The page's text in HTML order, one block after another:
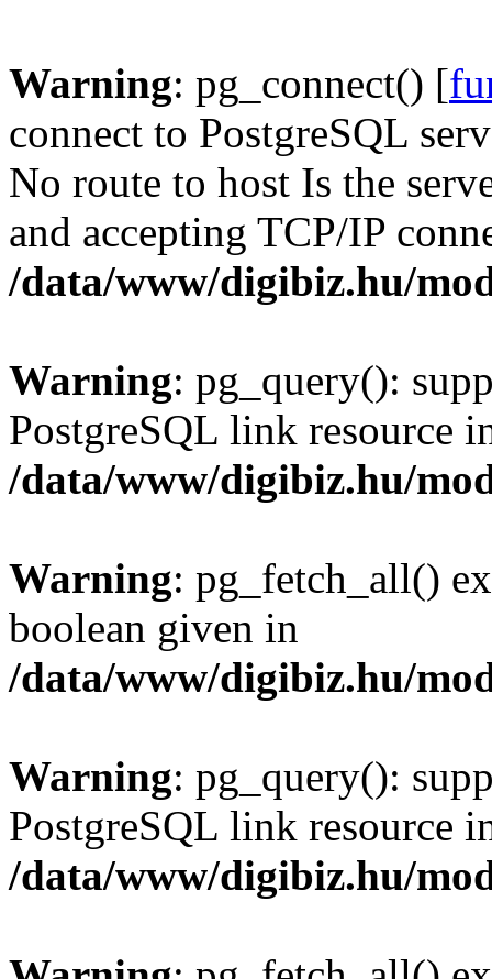
Warning: pg_connect() [
connect to PostgreSQL
No route to host Is the
and accepting TCP/IP
/data/www/digibiz.hu/
Warning: pg_query():
PostgreSQL link resource
/data/www/digibiz.hu/
Warning: pg_fetch_all()
boolean given in
/data/www/digibiz.hu/
Warning: pg_query():
PostgreSQL link resource
/data/www/digibiz.hu/